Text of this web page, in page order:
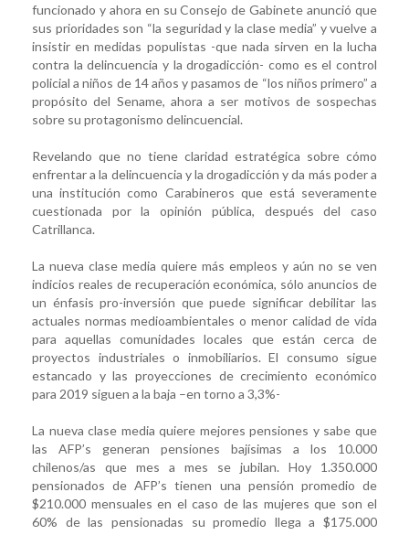
funcionado y ahora en su Consejo de Gabinete anunció que
sus prioridades son “la seguridad y la clase media” y vuelve a
insistir en medidas populistas -que nada sirven en la lucha
contra la delincuencia y la drogadicción- como es el control
policial a niños de 14 años y pasamos de “los niños primero” a
propósito del Sename, ahora a ser motivos de sospechas
sobre su protagonismo delincuencial.
Revelando que no tiene claridad estratégica sobre cómo
enfrentar a la delincuencia y la drogadicción y da más poder a
una institución como Carabineros que está severamente
cuestionada por la opinión pública, después del caso
Catrillanca.
La nueva clase media quiere más empleos y aún no se ven
indicios reales de recuperación económica, sólo anuncios de
un énfasis pro-inversión que puede significar debilitar las
actuales normas medioambientales o menor calidad de vida
para aquellas comunidades locales que están cerca de
proyectos industriales o inmobiliarios. El consumo sigue
estancado y las proyecciones de crecimiento económico
para 2019 siguen a la baja –en torno a 3,3%-
La nueva clase media quiere mejores pensiones y sabe que
las AFP’s generan pensiones bajísimas a los 10.000
chilenos/as que mes a mes se jubilan. Hoy 1.350.000
pensionados de AFP’s tienen una pensión promedio de
$210.000 mensuales en el caso de las mujeres que son el
60% de las pensionadas su promedio llega a $175.000